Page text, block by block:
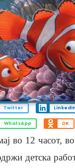
Twitter LinkedIn
WhatsApp OK
во 12 часот, во
детска